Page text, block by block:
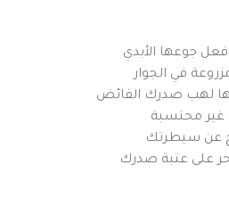
جوعها الأبدي
في الجوار
لهب صدرك الفائض
غير محتسبة
عن سيطرتك
على عتبة صدرك